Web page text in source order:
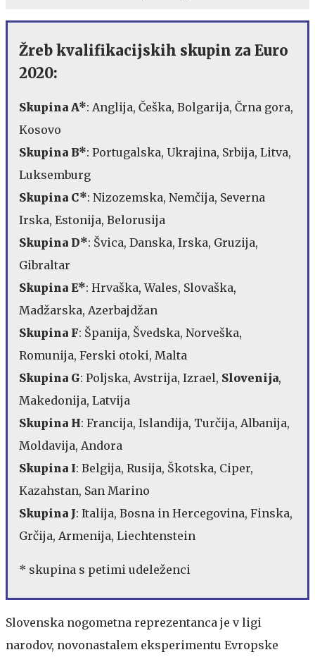
Žreb kvalifikacijskih skupin za Euro
2020:
Skupina A*: Anglija, Češka, Bolgarija, Črna gora,
Kosovo
Skupina B*: Portugalska, Ukrajina, Srbija, Litva,
Luksemburg
Skupina C*: Nizozemska, Nemčija, Severna
Irska, Estonija, Belorusija
Skupina D*: Švica, Danska, Irska, Gruzija,
Gibraltar
Skupina E*: Hrvaška, Wales, Slovaška,
Madžarska, Azerbajdžan
Skupina F: Španija, Švedska, Norveška,
Romunija, Ferski otoki, Malta
Skupina G: Poljska, Avstrija, Izrael, Slovenija,
Makedonija, Latvija
Skupina H: Francija, Islandija, Turčija, Albanija,
Moldavija, Andora
Skupina I: Belgija, Rusija, Škotska, Ciper,
Kazahstan, San Marino
Skupina J: Italija, Bosna in Hercegovina, Finska,
Grčija, Armenija, Liechtenstein
* skupina s petimi udeleženci
Slovenska nogometna reprezentanca je v ligi
narodov, novonastalem eksperimentu Evropske